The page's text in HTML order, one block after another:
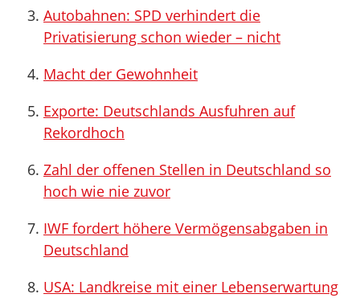
Autobahnen: SPD verhindert die
Privatisierung schon wieder – nicht
Macht der Gewohnheit
Exporte: Deutschlands Ausfuhren auf
Rekordhoch
Zahl der offenen Stellen in Deutschland so
hoch wie nie zuvor
IWF fordert höhere Vermögensabgaben in
Deutschland
USA: Landkreise mit einer Lebenserwartung